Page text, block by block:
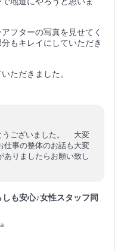
フターの写真を見せてく
もキレイにしていただき
ただきました。
うございました。 大変
仕事の整体のお話も大変
りましたらお願い致し
も安心♪女性スタッフ同